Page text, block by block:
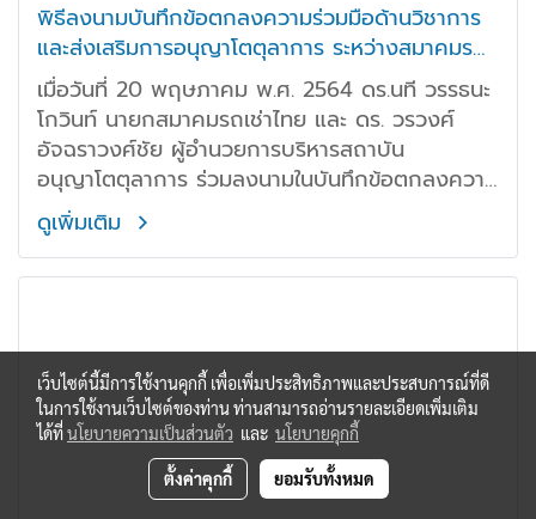
พิธีลงนามบันทึกข้อตกลงความร่วมมือด้านวิชาการ
และส่งเสริมการอนุญาโตตุลาการ ระหว่างสมาคมรถ
เช่าไทย กับสถาบันอนุญาโตตุลาการ สำนักงานศาล
ยุติธรรม (TAI)
เมื่อวันที่ 20 พฤษภาคม พ.ศ. 2564 ดร.นที วรรธนะ
โกวินท์ นายกสมาคมรถเช่าไทย และ ดร. วรวงศ์
อัจฉราวงศ์ชัย ผู้อำนวยการบริหารสถาบัน
อนุญาโตตุลาการ ร่วมลงนามในบันทึกข้อตกลงความ
ร่วมมือด้านวิชาการและส่งเสริมการอนุญาโตตุลาการ
ระหว่างสถาบันอนุญาโตตุลาการ
ดูเพิ่มเติม
เว็บไซต์นี้มีการใช้งานคุกกี้ เพื่อเพิ่มประสิทธิภาพและประสบการณ์ที่ดี
ในการใช้งานเว็บไซต์ของท่าน ท่านสามารถอ่านรายละเอียดเพิ่มเติม
ได้ที่นโยบายความเป็นส่วนตัว และ นโยบายคุกกี้
ตั้งค่าคุกกี้ ยอมรับทั้งหมด